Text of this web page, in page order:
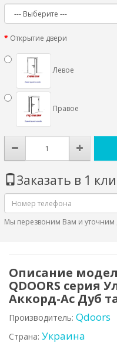
Открытие двери
Левое
Правое
Заказать в 1
Мы перезвоним Вам и уточним
Описание
QDOORS серия
Аккорд-Ac Дуб
Производитель: Qdoors
Страна: Украина